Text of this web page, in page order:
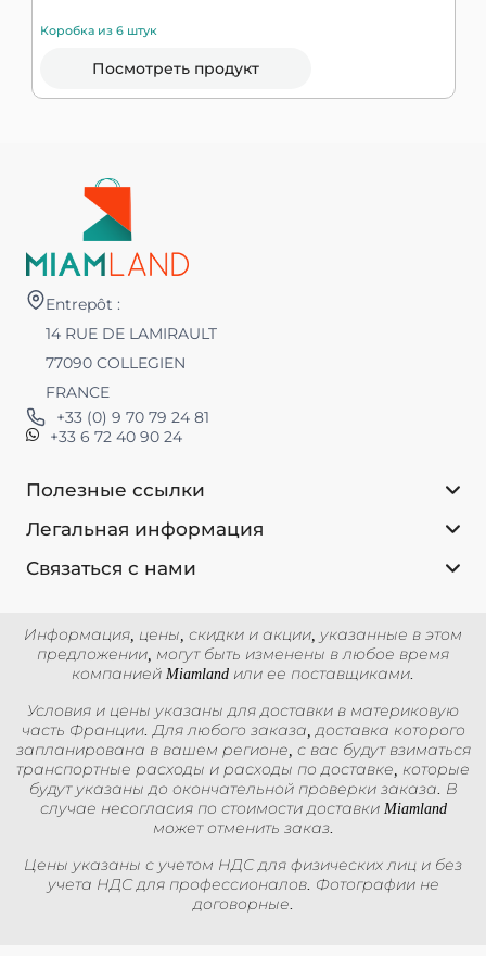
Коробка из 6 штук
Посмотреть продукт
Entrepôt :
14 RUE DE LAMIRAULT
77090 COLLEGIEN
FRANCE
+33 (0) 9 70 79 24 81
+33 6 72 40 90 24
Полезные ссылки
Легальная информация
Связаться с нами
Информация, цены, скидки и акции, указанные в этом
предложении, могут быть изменены в любое время
компанией Miamland или ее поставщиками.
Условия и цены указаны для доставки в материковую
часть Франции. Для любого заказа, доставка которого
запланирована в вашем регионе, с вас будут взиматься
транспортные расходы и расходы по доставке, которые
будут указаны до окончательной проверки заказа. В
случае несогласия по стоимости доставки Miamland
может отменить заказ.
Цены указаны с учетом НДС для физических лиц и без
учета НДС для профессионалов. Фотографии не
договорные.